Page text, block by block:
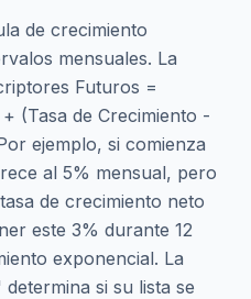
de crecimiento
mensuales. La
Futuros =
(Tasa de Crecimiento -
ejemplo, si comienza
al 5% mensual, pero
de crecimiento neto
este 3% durante 12
exponencial. La
si su lista se